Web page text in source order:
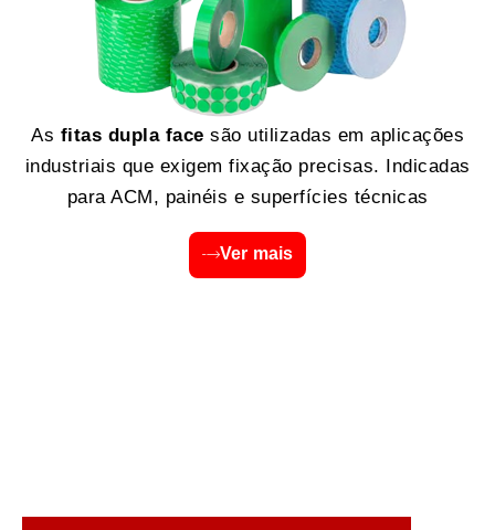
As fitas dupla face são utilizadas em aplicações
industriais que exigem fixação precisas. Indicadas
para ACM, painéis e superfícies técnicas
Ver mais